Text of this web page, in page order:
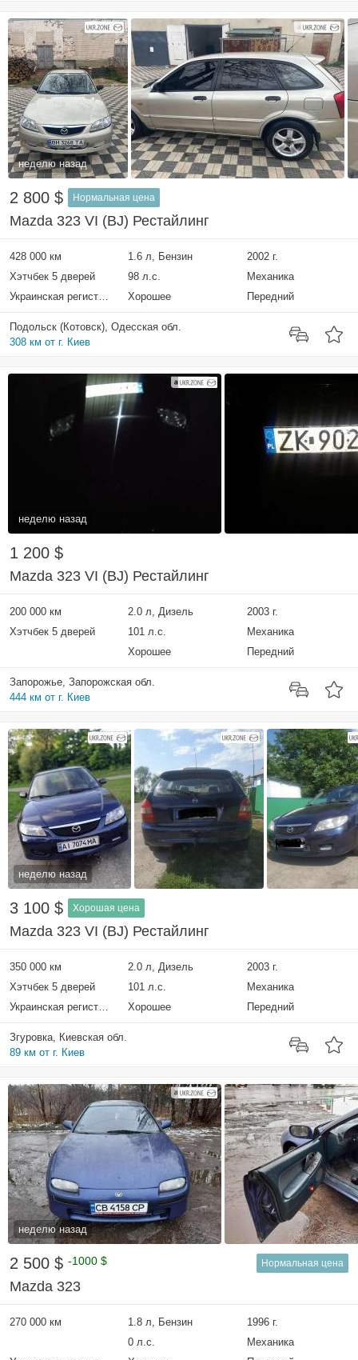
неделю назад
2 800 $ Нормальная цена
Mazda 323 VI (BJ) Рестайлинг
428 000 км 1.6 л, Бензин
2002 г.
Хэтчбек 5 дверей
98 л.с.
Механика
Украинская регистрация
Хорошее Передний
Подольск (Котовск), Одесская обл.
308 км от г. Киев
неделю назад
1 200 $
Mazda 323 VI (BJ) Рестайлинг
200 000 км 2.0 л, Дизель
2003 г.
Хэтчбек 5 дверей
101 л.с.
Механика
Хорошее
Передний
Запорожье, Запорожская обл.
444 км от г. Киев
неделю назад
3 100 $ Хорошая цена
Mazda 323 VI (BJ) Рестайлинг
350 000 км 2.0 л, Дизель
2003 г.
Хэтчбек 5 дверей
101 л.с.
Механика
Украинская регистрация
Хорошее Передний
Згуровка, Киевская обл.
89 км от г. Киев
неделю назад
2 500 $ -1000 $ Нормальная цена
Mazda 323
270 000 км 1.8 л, Бензин
1996 г.
0 л.с.
Механика